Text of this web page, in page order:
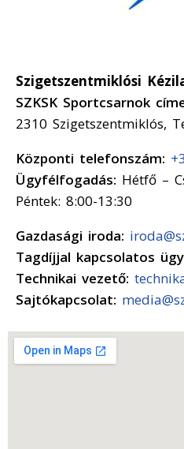
Szigetszentmiklósi
SZKSK Sportcsarnok
2310 Szigetszentmiklós,
Központi telefonszám:
Ügyfélfogadás: Hétfő –
Péntek: 8:00-13:30
Gazdasági iroda:
Tagdíjjal kapcsolatos
Technikai vezető:
Sajtókapcsolat: